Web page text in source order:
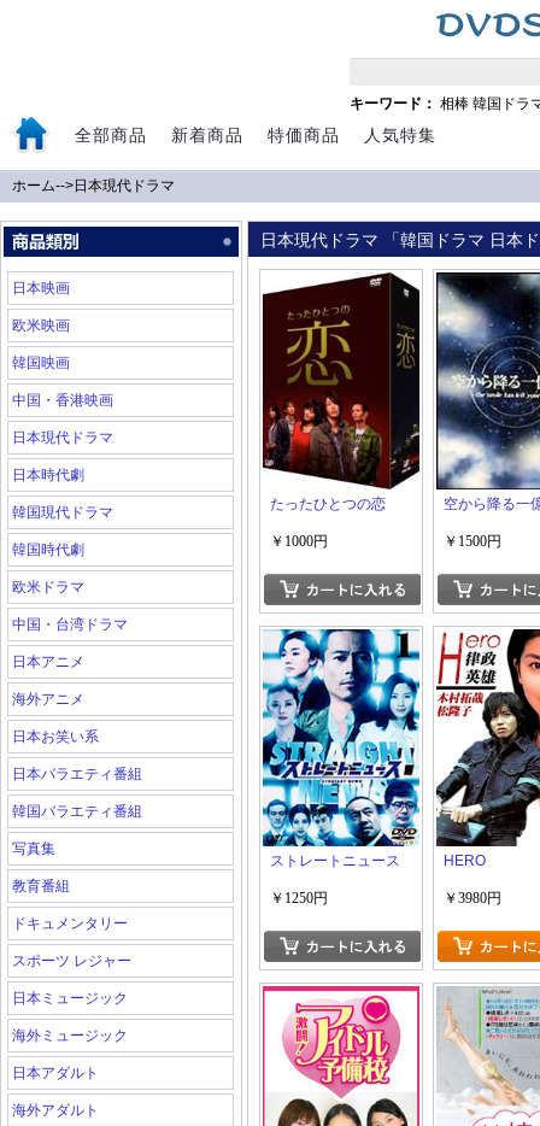
キーワード： 相棒 韓国ドラ
全部商品 新着商品 特価商品 人気特集
ホーム-->日本現代ドラマ
日本映画
欧米映画
韓国映画
中国・香港映画
日本現代ドラマ
日本時代劇
韓国現代ドラマ
韓国時代劇
欧米ドラマ
中国・台湾ドラマ
日本アニメ
海外アニメ
日本お笑い系
日本バラエティ番組
韓国バラエティ番組
写真集
教育番組
ドキュメンタリー
スポーツ レジャー
日本ミュージック
海外ミュージック
日本アダルト
海外アダルト
日本現代ドラマ 「韓国ドラマ 日本
たったひとつの恋
￥1000円
空から降る一
￥1500円
ストレートニュース
￥1250円
HERO
￥3980円